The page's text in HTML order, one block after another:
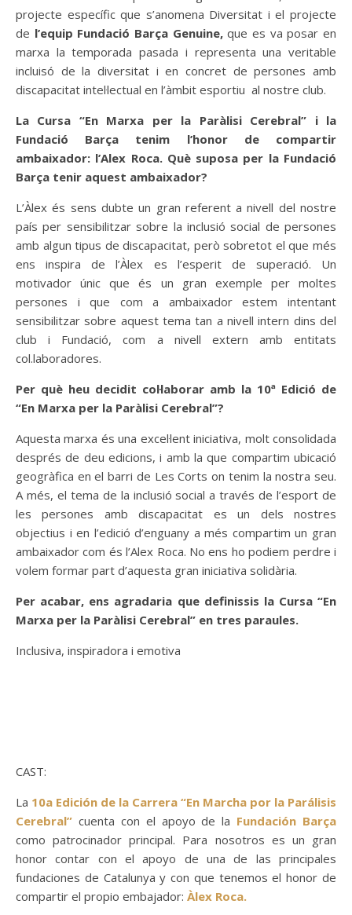
projecte específic que s’anomena Diversitat i el projecte
de l’equip Fundació Barça Genuine,que es va posar en
marxa la temporada pasada i representa una veritable
incluisó de la diversitat i en concret de persones amb
discapacitat intel·lectual en l’àmbit esportiu al nostre club.
La Cursa “En Marxa per la Paràlisi Cerebral” i la
Fundació Barça tenim l’honor de compartir
ambaixador: l’Alex Roca. Què suposa per la Fundació
Barça tenir aquest ambaixador?
L’Àlex és sens dubte un gran referent a nivell del nostre
país per sensibilitzar sobre la inclusió social de persones
amb algun tipus de discapacitat, però sobretot el que més
ens inspira de l’Àlex es l’esperit de superació. Un
motivador únic que és un gran exemple per moltes
persones i que com a ambaixador estem intentant
sensibilitzar sobre aquest tema tan a nivell intern dins del
club i Fundació, com a nivell extern amb entitats
col.laboradores.
Per què heu decidit col·laborar amb la 10ª Edició de
“En Marxa per la Paràlisi Cerebral”?
Aquesta marxa és una excel·lent iniciativa, molt consolidada
després de deu edicions, i amb la que compartim ubicació
geogràfica en el barri de Les Corts on tenim la nostra seu.
A més, el tema de la inclusió social a través de l’esport de
les persones amb discapacitat es un dels nostres
objectius i en l’edició d’enguany a més compartim un gran
ambaixador com és l’Alex Roca. No ens ho podiem perdre i
volem formar part d’aquesta gran iniciativa solidària.
Per acabar, ens agradaria que definissis la Cursa “En
Marxa per la Paràlisi Cerebral” en tres paraules.
Inclusiva, inspiradora i emotiva
CAST:
La 10a Edición de la Carrera “En Marcha por la Parálisis
Cerebral” cuenta con el apoyo de la Fundación Barça
como patrocinador principal. Para nosotros es un gran
honor contar con el apoyo de una de las principales
fundaciones de Catalunya y con que tenemos el honor de
compartir el propio embajador: Àlex Roca.